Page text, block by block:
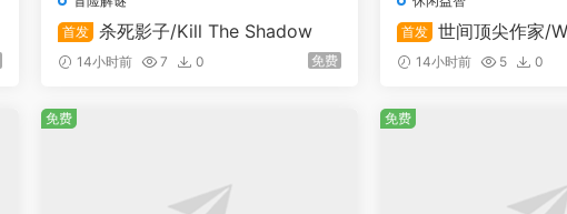
首发
杀死影子/Kill The Shadow
14小时前 7 0 免费
首发 世间顶尖作家/
st Author
14小时前 5 0
免费 免费